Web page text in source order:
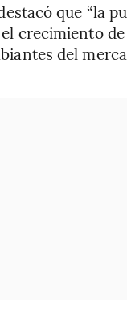
que “la
crecimiento de
del